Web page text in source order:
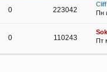
0 223042
Cliff
Пн
0 110243
Пт